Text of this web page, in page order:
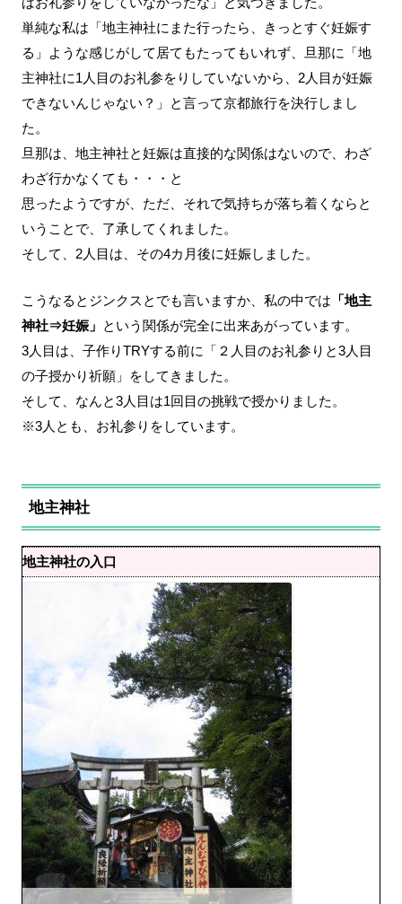
単純な私は「地主神社にまた行ったら、きっとすぐ妊娠す
る」ような感じがして居てもたってもいれず、旦那に「地
主神社に1人目のお礼参をりしていないから、2人目が妊娠
できないんじゃない？」と言って京都旅行を決行しまし
た。
旦那は、地主神社と妊娠は直接的な関係はないので、わざ
わざ行かなくても・・・と
思ったようですが、ただ、それで気持ちが落ち着くならと
いうことで、了承してくれました。
そして、2人目は、その4カ月後に妊娠しました。
こうなるとジンクスとでも言いますか、私の中では 「地主
神社⇒妊娠」 という関係が完全に出来あがっています。
3人目は、子作りTRYする前に「２人目のお礼参りと3人目
の子授かり祈願」をしてきました。
そして、なんと3人目は1回目の挑戦で授かりました。
※3人とも、お礼参りをしています。
地主神社
地主神社の入口